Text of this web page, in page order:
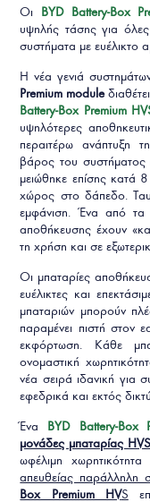
Οι BYD Battery-Box
υψηλής τάσης για
συστήματα με
Η νέα γενιά
Premium module
Battery-Box Premium
υψηλότερες
περαιτέρω ανάπτυξη
βάρος του
μειώθηκε επίσης κατά 8
χώρος στο δάπεδο.
εμφάνιση. Ένα από τα
αποθήκευσης έχουν
τη χρήση και σε
Οι μπαταρίες
ευέλικτες και
μπαταριών μπορούν
παραμένει πιστή στον
εκφόρτωση. Κάθε
ονομαστική
νέα σειρά ιδανική για
εφεδρικά και εκτός
Ένα BYD Battery-Box
μονάδες μπαταρίας HVS
ωφέλιμη
απευθείας παράλληλη
Box Premium HVS